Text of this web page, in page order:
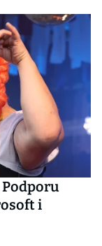
Podporu
i